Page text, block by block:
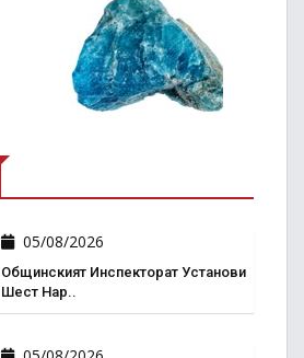
05/08/2026
Общинският Инспекторат Установи
Шест Нар..